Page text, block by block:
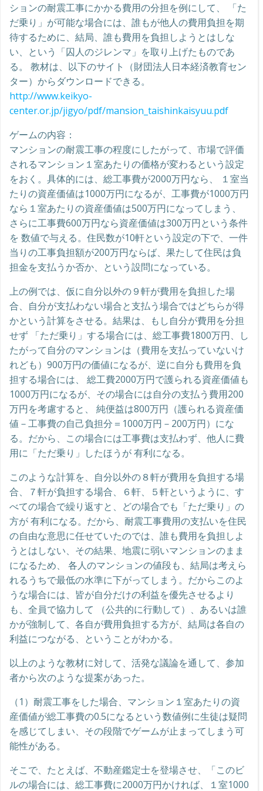
ションの耐震工事にかかる費用の分担を例にして、 「た
だ乗り」が可能な場合には、誰もが他人の費用負担を期
待するために、結局、誰も費用を負担しようとはしな
い、という「囚人のジレンマ」を取り上げたものであ
る。 教材は、以下のサイト（財団法人日本経済教育セン
ター）からダウンロードできる。
http://www.keikyo-
center.or.jp/jigyo/pdf/mansion_taishinkaisyuu.pdf
ゲームの内容：
マンションの耐震工事の程度にしたがって、市場で評価
されるマンション１室あたりの価格が変わるという設定
をおく。具体的には、総工事費が2000万円なら、 １室当
たりの資産価値は1000万円になるが、工事費が1000万円
なら１室あたりの資産価値は500万円になってしまう、
さらに工事費600万円なら資産価値は300万円という条件
を 数値で与える。住民数が10軒という設定の下で、一件
当りの工事負担額が200万円ならば、果たして住民は負
担金を支払うか否か、という設問になっている。
上の例では、仮に自分以外の９軒が費用を負担した場
合、自分が支払わない場合と支払う場合ではどちらが得
かという計算をさせる。結果は、もし自分が費用を分担
せず 「ただ乗り」する場合には、総工事費1800万円、し
たがって自分のマンションは（費用を支払っていないけ
れども）900万円の価値になるが、逆に自分も費用を負
担する場合には、 総工費2000万円で護られる資産価値も
1000万円になるが、その場合には自分の支払う費用200
万円を考慮すると、 純便益は800万円（護られる資産価
値－工事費の自己負担分＝1000万円－200万円）にな
る。だから、この場合には工事費は支払わず、他人に費
用に「ただ乗り」したほうが 有利になる。
このような計算を、自分以外の８軒が費用を負担する場
合、７軒が負担する場合、６軒、５軒というように、す
べての場合で繰り返すと、どの場合でも「ただ乗り」の
方が 有利になる。だから、耐震工事費用の支払いを住民
の自由な意思に任せていたのでは、誰も費用を負担しよ
うとはしない、その結果、地震に弱いマンションのまま
になるため、 各人のマンションの値段も、結局は考えら
れるうちで最低の水準に下がってしまう。だからこのよ
うな場合には、皆が自分だけの利益を優先させるより
も、全員で協力して （公共的に行動して）、あるいは誰
かが強制して、各自が費用負担する方が、結局は各自の
利益につながる、ということがわかる。
以上のような教材に対して、活発な議論を通して、参加
者から次のような提案があった。
（1）耐震工事をした場合、マンション１室あたりの資
産価値が総工事費の0.5になるという数値例に生徒は疑問
を感じてしまい、その段階でゲームが止まってしまう可
能性がある。
そこで、たとえば、不動産鑑定士を登場させ、「このビ
ルの場合には、総工事費に2000万円かければ、１室1000